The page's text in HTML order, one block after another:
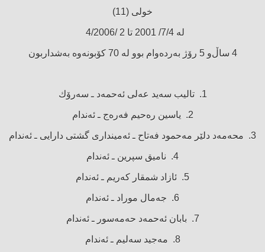
خولی (11)
لە 7/4/ 2001 تا 2 /4/2006
4 ساڵ‌و 5 رۆژ بەردەوام بوو لە 70 كۆبونەوە بەشداربون
1. تالیب سەید عەلی ئەحمەد ـ سەرۆك
2. یاسین رەحیم فەرەج ـ ئەندام
3. محەمەد دلێر مەحمود فەتاح ـ ئەمینداری گشتی دارایی ـ ئەندام
4. نامیق سپرین ـ ئەندام
5. ئازاد شمقار كەریم ـ ئەندام
6. جەمال موراد ـ ئەندام
7. بابان ئەحمەد حەمەسور ـ ئەندام
8. مەجید سەلیم ـ ئەندام